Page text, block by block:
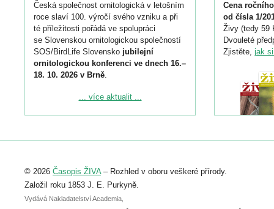
Česká společnost ornitologická v letošním
roce slaví 100. výročí svého vzniku a při
té příležitosti pořádá ve spolupráci
se Slovenskou ornitologickou společností
SOS/BirdLife Slovensko jubilejní
ornitologickou konferenci ve dnech 16.–
18. 10. 2026 v Brně.
Podrobnější informace ke konferenci
Registrovat se můžete do 6. září.
abstraktu přihlášené přednášky nebo
posteru je už 30. června.
... více aktualit ...
Cena
od čísla 1/
Živy (tedy 59
Dvouleté
Zjistěte, jak
© 2026 Časopis ŽIVA– Rozhled v oboru veškeré přírody.
Založil roku 1853 J. E. Purkyně.
Vydává Nakladatelství Academia,